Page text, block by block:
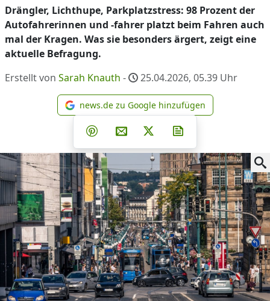
Drängler, Lichthupe, Parkplatzstress: 98 Prozent der
Autofahrerinnen und -fahrer platzt beim Fahren auch
mal der Kragen. Was sie besonders ärgert, zeigt eine
aktuelle Befragung.
Erstellt von Sarah Knauth - 25.04.2026, 05.39 Uhr
news.de zu Google
news.de zu Google hinzufügen
Teilen auf Facebook
Teilen auf Whatsapp
Teilen auf Telegram
Teilen auf Pinterest
Per E-Mail teilen
Post auf X